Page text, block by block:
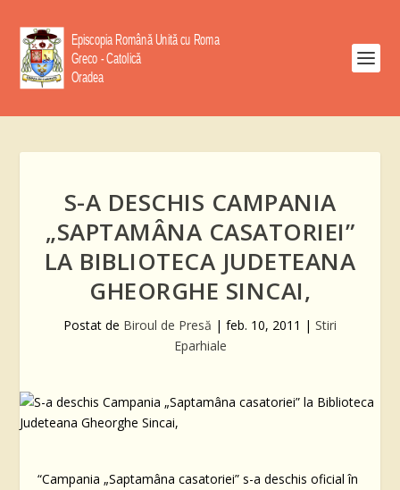
S-A DESCHIS CAMPANIA
„SAPTAMÂNA CASATORIEI”
LA BIBLIOTECA JUDETEANA
GHEORGHE SINCAI,
Postat de Biroul de Presă | feb. 10, 2011 | Stiri
Eparhiale
“Campania „Saptamâna casatoriei” s-a deschis oficial în